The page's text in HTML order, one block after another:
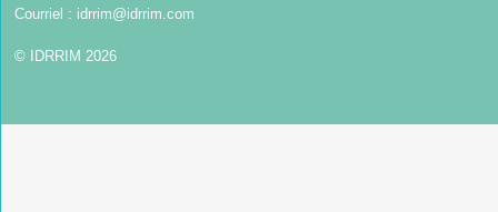
Courriel : idrrim@idrrim.com
© IDRRIM 2026